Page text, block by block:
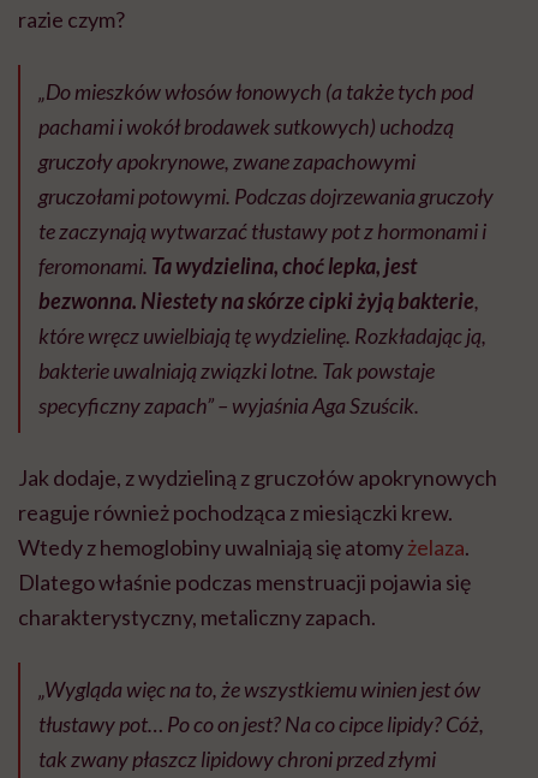
razie czym?
„Do mieszków włosów łonowych (a także tych pod
pachami i wokół brodawek sutkowych) uchodzą
gruczoły apokrynowe, zwane zapachowymi
gruczołami potowymi. Podczas dojrzewania gruczoły
te zaczynają wytwarzać tłustawy pot z hormonami i
feromonami. Ta wydzielina, choć lepka, jest
bezwonna. Niestety na skórze cipki żyją bakterie,
które wręcz uwielbiają tę wydzielinę. Rozkładając ją,
bakterie uwalniają związki lotne. Tak powstaje
specyficzny zapach” – wyjaśnia Aga Szuścik.
Jak dodaje, z wydzieliną z gruczołów apokrynowych
reaguje również pochodząca z miesiączki krew.
Wtedy z hemoglobiny uwalniają się atomyżelaza.
Dlatego właśnie podczas menstruacji pojawia się
charakterystyczny, metaliczny zapach.
„Wygląda więc na to, że wszystkiemu winien jest ów
tłustawy pot… Po co on jest? Na co cipce lipidy? Cóż,
tak zwany płaszcz lipidowy chroni przed złymi